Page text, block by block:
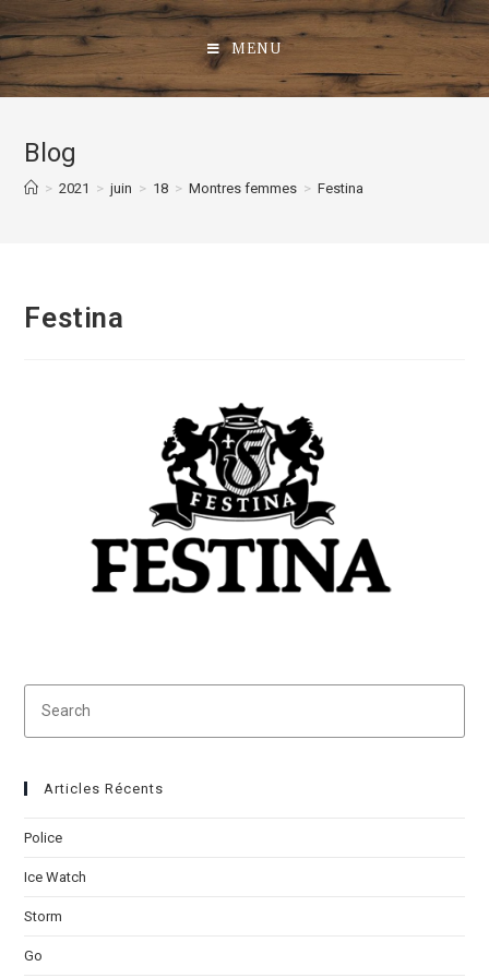
Skip
to
content
MENU
Blog
> 2021 > juin > 18 > Montres femmes > Festina
Festina
Articles Récents
Police
Ice Watch
Storm
Go